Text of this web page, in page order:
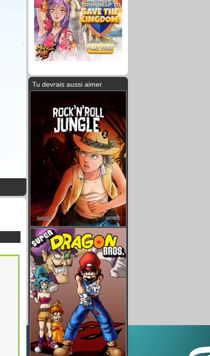
Tu devrais aussi aimer